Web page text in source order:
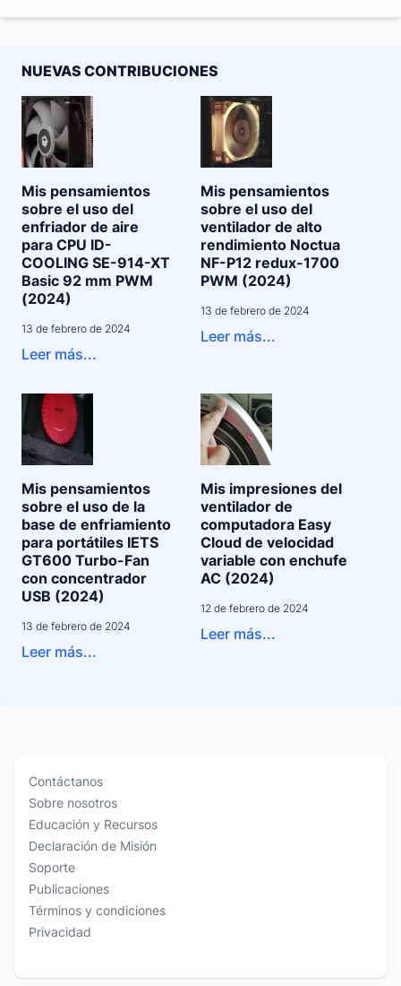
NUEVAS CONTRIBUCIONES
Mis pensamientos
sobre el uso del
enfriador de aire
para CPU ID-
COOLING SE-914-XT
Basic 92 mm PWM
(2024)
13 de febrero de 2024
Leer más...
Mis pensamientos
sobre el uso del
ventilador de alto
rendimiento Noctua
NF-P12 redux-1700
PWM (2024)
13 de febrero de 2024
Leer más...
Mis pensamientos
sobre el uso de la
base de enfriamiento
para portátiles IETS
GT600 Turbo-Fan
con concentrador
USB (2024)
13 de febrero de 2024
Leer más...
Mis impresiones del
ventilador de
computadora Easy
Cloud de velocidad
variable con enchufe
AC (2024)
12 de febrero de 2024
Leer más...
Contáctanos
Sobre nosotros
Educación y Recursos
Declaración de Misión
Soporte
Publicaciones
Términos y condiciones
Privacidad